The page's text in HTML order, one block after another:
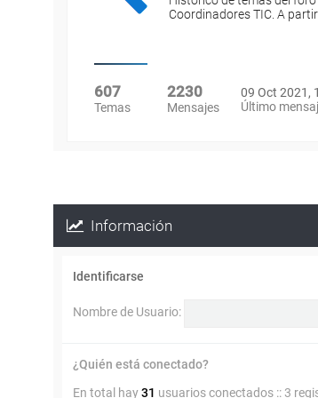
Coordinadores TIC. A partir
607
Temas
2230
Mensajes
09 Oct 2021,
Último
Información
Identificarse
Nombre de Usuario:
¿Quién está conectado?
En total hay31 usuarios conectados :: 3